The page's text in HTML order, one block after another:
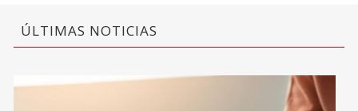
ÚLTIMAS NOTICIAS